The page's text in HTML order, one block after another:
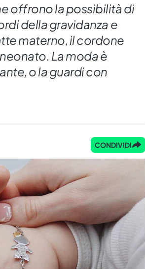
offrono la possibilità di
della gravidanza e
materno, il cordone
La moda è
o la guardi con
CONDIVIDI